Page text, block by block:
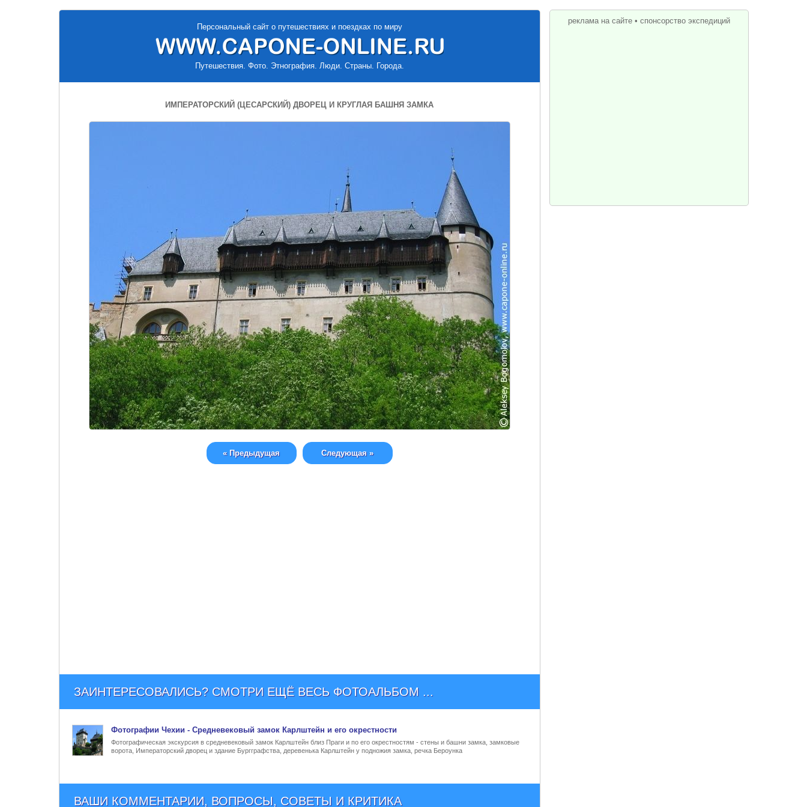
Персональный сайт о путешествиях и поездках по миру
Путешествия. Фото. Этнография. Люди. Страны. Города.
ИМПЕРАТОРСКИЙ (ЦЕСАРСКИЙ) ДВОРЕЦ И КРУГЛАЯ БАШНЯ ЗАМКА
« Предыдущая Следующая »
ЗАИНТЕРЕСОВАЛИСЬ? СМОТРИ ЕЩЁ ВЕСЬ ФОТОАЛЬБОМ ...
Фотографии Чехии - Средневековый замок Карлштейн и его окрестности
Фотографическая экскурсия в средневековый замок Карлштейн близ Праги и по его окрестностям - стены и башни замка, замковые
ворота, Императорский дворец и здание Бургграфства, деревенька Карлштейн у подножия замка, речка Бероунка
ВАШИ КОММЕНТАРИИ, ВОПРОСЫ, СОВЕТЫ И КРИТИКА
реклама на сайте• спонсорство экспедиций